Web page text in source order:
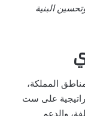
البنية
المملكة،
على ست
والدعم